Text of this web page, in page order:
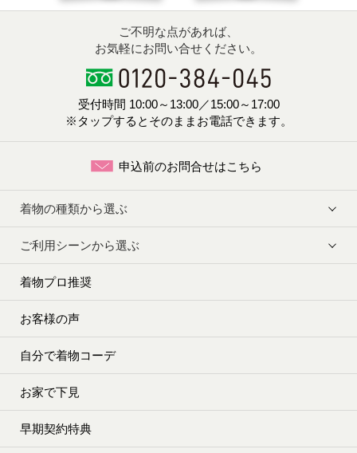
ご不明な点があれば、
お気軽にお問い合せください。
受付時間 10:00～13:00／15:00～17:00
※タップするとそのままお電話できます。
申込前のお問合せはこちら
着物の種類から選ぶ
ご利用シーンから選ぶ
着物プロ推奨
お客様の声
自分で着物コーデ
お家で下見
早期契約特典